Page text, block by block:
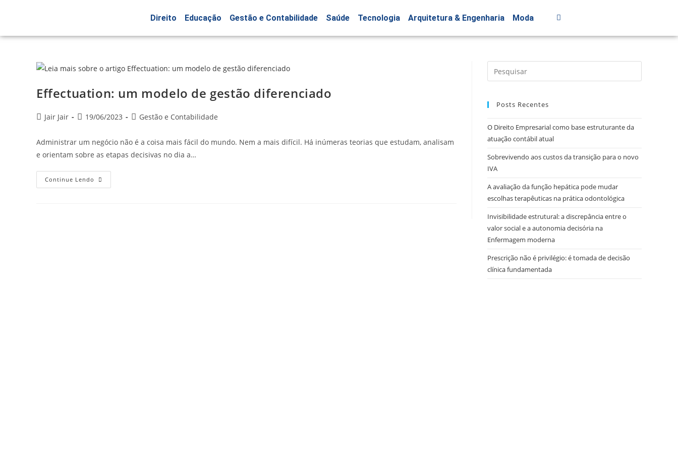
Direito Educação Gestão e Contabilidade Saúde Tecnologia Arquitetura & Engenharia Moda
Effectuation: um modelo de gestão diferenciado
Jair Jair 19/06/2023 Gestão e Contabilidade
Administrar um negócio não é a coisa mais fácil do mundo. Nem a mais difícil. Há inúmeras teorias que estudam, analisam
e orientam sobre as etapas decisivas no dia a…
Continue Lendo
Posts Recentes
O Direito Empresarial como base estruturante da
atuação contábil atual
Sobrevivendo aos custos da transição para o novo
IVA
A avaliação da função hepática pode mudar
escolhas terapêuticas na prática odontológica
Invisibilidade estrutural: a discrepância entre o
valor social e a autonomia decisória na
Enfermagem moderna
Prescrição não é privilégio: é tomada de decisão
clínica fundamentada